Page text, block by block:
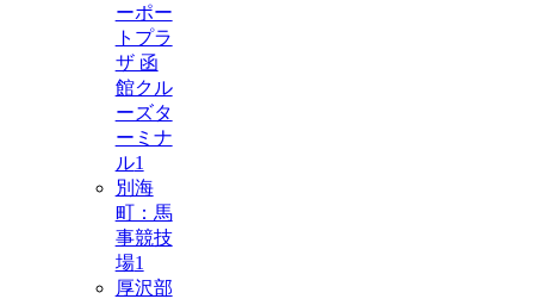
ーポー
トプラ
ザ 函
館クル
ーズタ
ーミナ
ル1
別海
町：馬
事競技
場1
厚沢部